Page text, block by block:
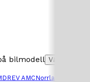
bilmodell Välj bilmodell
AMCNorrlands Custom